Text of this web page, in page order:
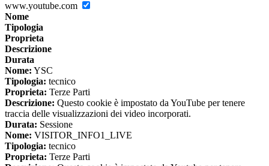
www.youtube.com
Nome
Tipologia
Proprieta
Descrizione
Durata
Nome: YSC
Tipologia: tecnico
Proprieta: Terze Parti
Descrizione: Questo cookie è impostato da YouTube per tenere
traccia delle visualizzazioni dei video incorporati.
Durata: Sessione
Nome: VISITOR_INFO1_LIVE
Tipologia: tecnico
Proprieta: Terze Parti